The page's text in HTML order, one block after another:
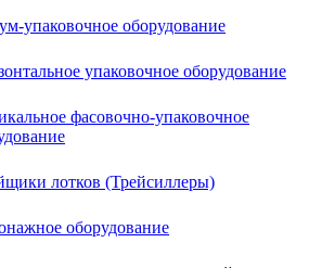
упаковочное оборудование
упаковочное оборудование
фасовочно-упаковочное
лотков (Трейсиллеры)
оборудование